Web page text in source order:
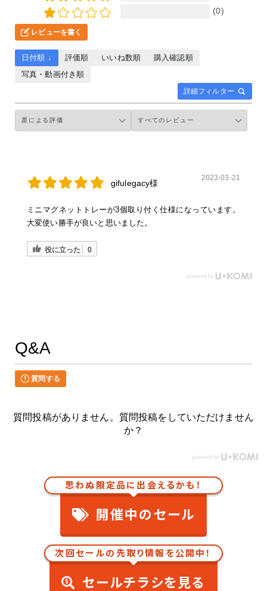
(0)
レビューを書く
詳細フィルター
日付順 ↓ 評価順 いいね数順
購入確認順
写真・動画付き順
gifulegacy様
2023-03-21
ミニマグネットトレーが3個取り付く仕様になっています。
大変使い勝手が良いと思いました。
役に立った 0
Q&A
質問する
質問投稿がありません。質問投稿をしていただけません
か？
思わぬ限定品に出会えるかも！
開催中のセール
次回セールの先取り情報を公開中！
セールチラシを見る